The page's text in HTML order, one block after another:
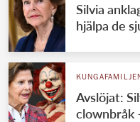
Silvia
hjälpa de
Avslöjat:
clownbråk